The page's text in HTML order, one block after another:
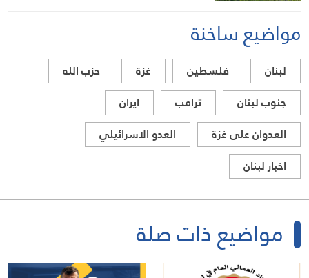
مواضيع ساخنة
لبنان فلسطين غزة
حزب الله
جنوب لبنان
ترامب
ايران
العدوان على غزة
العدو الاسرائيلي
اخبار لبنان
مواضيع ذات صلة